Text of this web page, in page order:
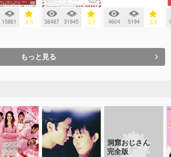
15861 3.5 38487 31845 3.7 4604 5194 3.6
もっと見る
洞窟おじさん
完全版